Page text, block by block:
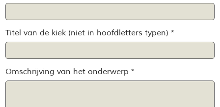
Titel van de kiek (niet in hoofdletters typen) *
Omschrijving van het onderwerp *